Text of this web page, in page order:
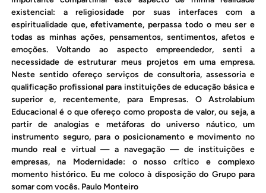
existencial: a religiosidade por suas interfaces com a
espiritualidade que, efetivamente, perpassa todo o meu ser e
todas as minhas ações, pensamentos, sentimentos, afetos e
emoções. Voltando ao aspecto empreendedor, senti a
necessidade de estruturar meus projetos em uma empresa.
Neste sentido ofereço serviços de consultoria, assessoria e
qualificação profissional para instituições de educação básica e
superior e, recentemente, para Empresas. O Astrolabium
Educacional é o que ofereço como proposta de valor, ou seja, a
partir de analogias e metáforas do universo náutico, um
instrumento seguro, para o posicionamento e movimento no
mundo real e virtual — a navegação — de instituições e
empresas, na Modernidade: o nosso crítico e complexo
momento histórico. Eu me coloco à disposição do Grupo para
somar com vocês. Paulo Monteiro